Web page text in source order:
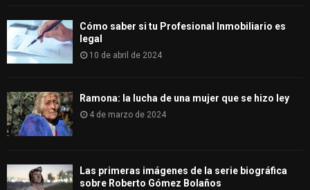
Cómo saber si tu Profesional Inmobiliario es
legal
10 de abril de 2024
Ramona: la lucha de una mujer que se hizo ley
4 de marzo de 2024
Las primeras imágenes de la serie biográfica
sobre Roberto Gómez Bolaños